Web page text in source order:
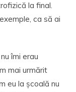
la final.
ca să ai
îmi erau
mai urmărit
eu la școală nu